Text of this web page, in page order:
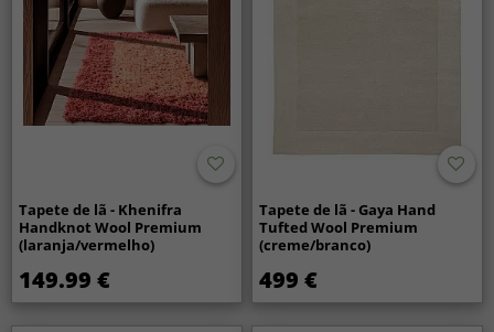
Tapete de lã - Khenifra
Handknot Wool Premium
(laranja/vermelho)
149.99 €
Tapete de lã - Gaya Hand
Tufted Wool Premium
(creme/branco)
499 €